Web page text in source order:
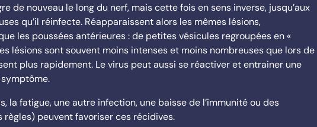
de nouveau le long du nerf, mais cette fois en sens inverse, jusqu’aux
qu’il réinfecte. Réapparaissent alors les mêmes lésions,
les poussées antérieures : de petites vésicules regroupées en «
lésions sont souvent moins intenses et moins nombreuses que lors de
plus rapidement. Le virus peut aussi se réactiver et entrainer une
la fatigue, une autre infection, une baisse de l’immunité ou des
peuvent favoriser ces récidives.